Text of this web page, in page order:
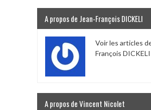
A propos de Jean-François DICKELI
Voir les articles
François DICKELI
A propos de Vincent Nicolet